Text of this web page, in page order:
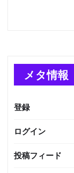
メタ情報
登録
ログイン
投稿フィード